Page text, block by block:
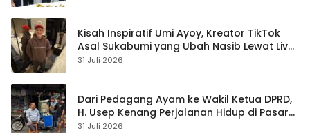
Kisah Inspiratif Umi Ayoy, Kreator TikTok
Asal Sukabumi yang Ubah Nasib Lewat Live
Streaming
31 Juli 2026
Dari Pedagang Ayam ke Wakil Ketua DPRD,
H. Usep Kenang Perjalanan Hidup di Pasar
Cisaat
31 Juli 2026